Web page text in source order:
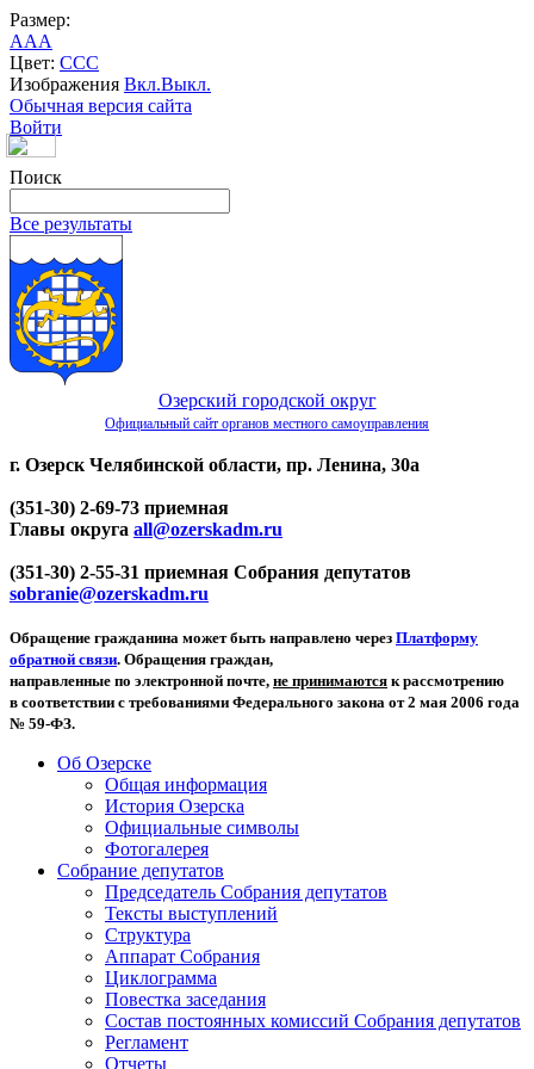
Размер:
AAA
Цвет: CCC
Изображения Вкл.Выкл.
Обычная версия сайта
Войти
Поиск
Все результаты
Озерский городской округ
Официальный сайт органов местного самоуправления
г. Озерск Челябинской области, пр. Ленина, 30а
(351-30) 2-69-73 приемная
Главы округа all@ozerskadm.ru
(351-30) 2-55-31 приемная Собрания депутатов
sobranie@ozerskadm.ru
Обращение гражданина может быть направлено через Платформу
обратной связи. Обращения граждан,
направленные по электронной почте, не принимаются к рассмотрению
в соответствии с требованиями Федерального закона от 2 мая 2006 года
№ 59-ФЗ.
Об Озерске
Общая информация
История Озерска
Официальные символы
Фотогалерея
Собрание депутатов
Председатель Собрания депутатов
Тексты выступлений
Структура
Аппарат Собрания
Циклограмма
Повестка заседания
Состав постоянных комиссий Собрания депутатов
Регламент
Отчеты